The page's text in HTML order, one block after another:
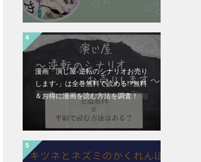
漫画「演じ屋-逆転のシナリオお売り
します-」は全巻無料で読める!?無料
＆お得に漫画を読む⽅法を調査！